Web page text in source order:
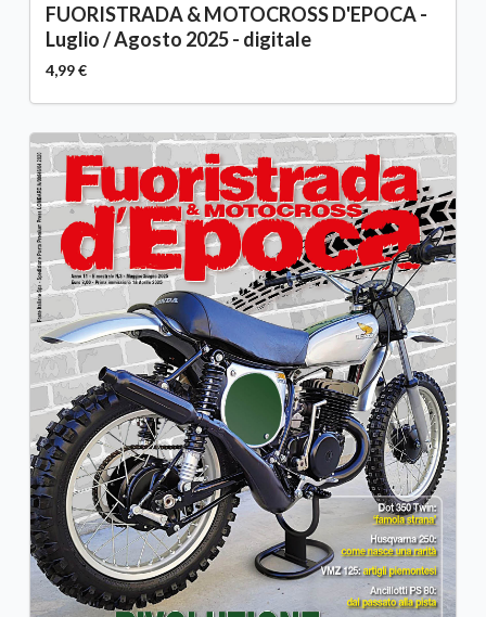
FUORISTRADA & MOTOCROSS D'EPOCA -
Luglio / Agosto 2025 - digitale
4,99 €